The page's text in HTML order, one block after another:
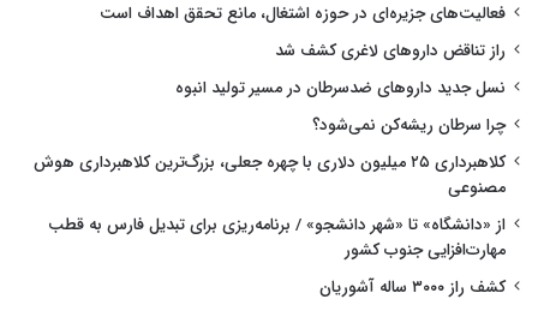
فعالیت‌های جزیره‌ای در حوزه اشتغال، مانع تحقق اهداف است
راز تناقض داروهای لاغری کشف شد
نسل جدید داروهای ضدسرطان در مسیر تولید انبوه
چرا سرطان ریشه‌کن نمی‌شود؟
کلاهبرداری ۲۵ میلیون دلاری با چهره جعلی، بزرگ‌ترین کلاهبرداری هوش
مصنوعی
از «دانشگاه» تا «شهر دانشجو» / برنامه‌ریزی برای تبدیل فارس به قطب
مهارت‌افزایی جنوب کشور
کشف راز ۳۰۰۰ ساله آشوریان